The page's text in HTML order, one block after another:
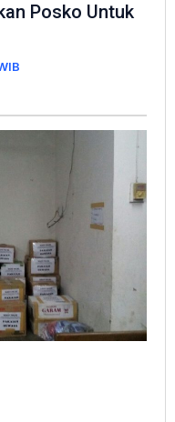
Indah
Polri
Posko
Garut
Posko Untuk